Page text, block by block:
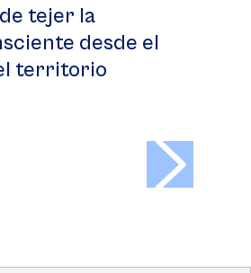
tejer la
desde el
territorio